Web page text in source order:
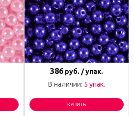
386 руб. / упак.
В наличии: 5 упак.
КУПИТЬ